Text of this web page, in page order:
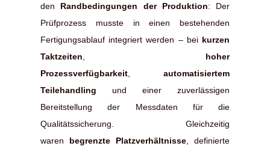
den Randbedingungen der Produktion: Der
Prüfprozess musste in einen bestehenden
Fertigungsablauf integriert werden – bei kurzen
Taktzeiten
hoher
Prozessverfügbarkeit
automatisiertem
Teilehandling und einer zuverlässigen
Bereitstellung der Messdaten für die
Qualitätssicherung. Gleichzeitig
waren begrenzte Platzverhältnisse, definierte